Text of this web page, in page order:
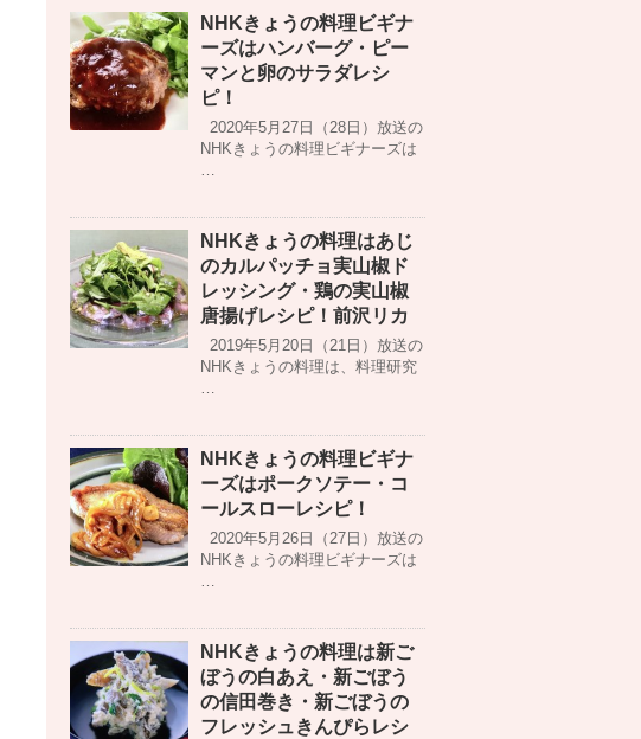
NHKきょうの料理ビギナ
ーズはハンバーグ・ピー
マンと卵のサラダレシ
ピ！
2020年5月27日（28日）放送の
NHKきょうの料理ビギナーズは
…
NHKきょうの料理はあじ
のカルパッチョ実山椒ド
レッシング・鶏の実山椒
唐揚げレシピ！前沢リカ
2019年5月20日（21日）放送の
NHKきょうの料理は、料理研究
…
NHKきょうの料理ビギナ
ーズはポークソテー・コ
ールスローレシピ！
2020年5月26日（27日）放送の
NHKきょうの料理ビギナーズは
…
NHKきょうの料理は新ご
ぼうの白あえ・新ごぼう
の信田巻き・新ごぼうの
フレッシュきんぴらレシ